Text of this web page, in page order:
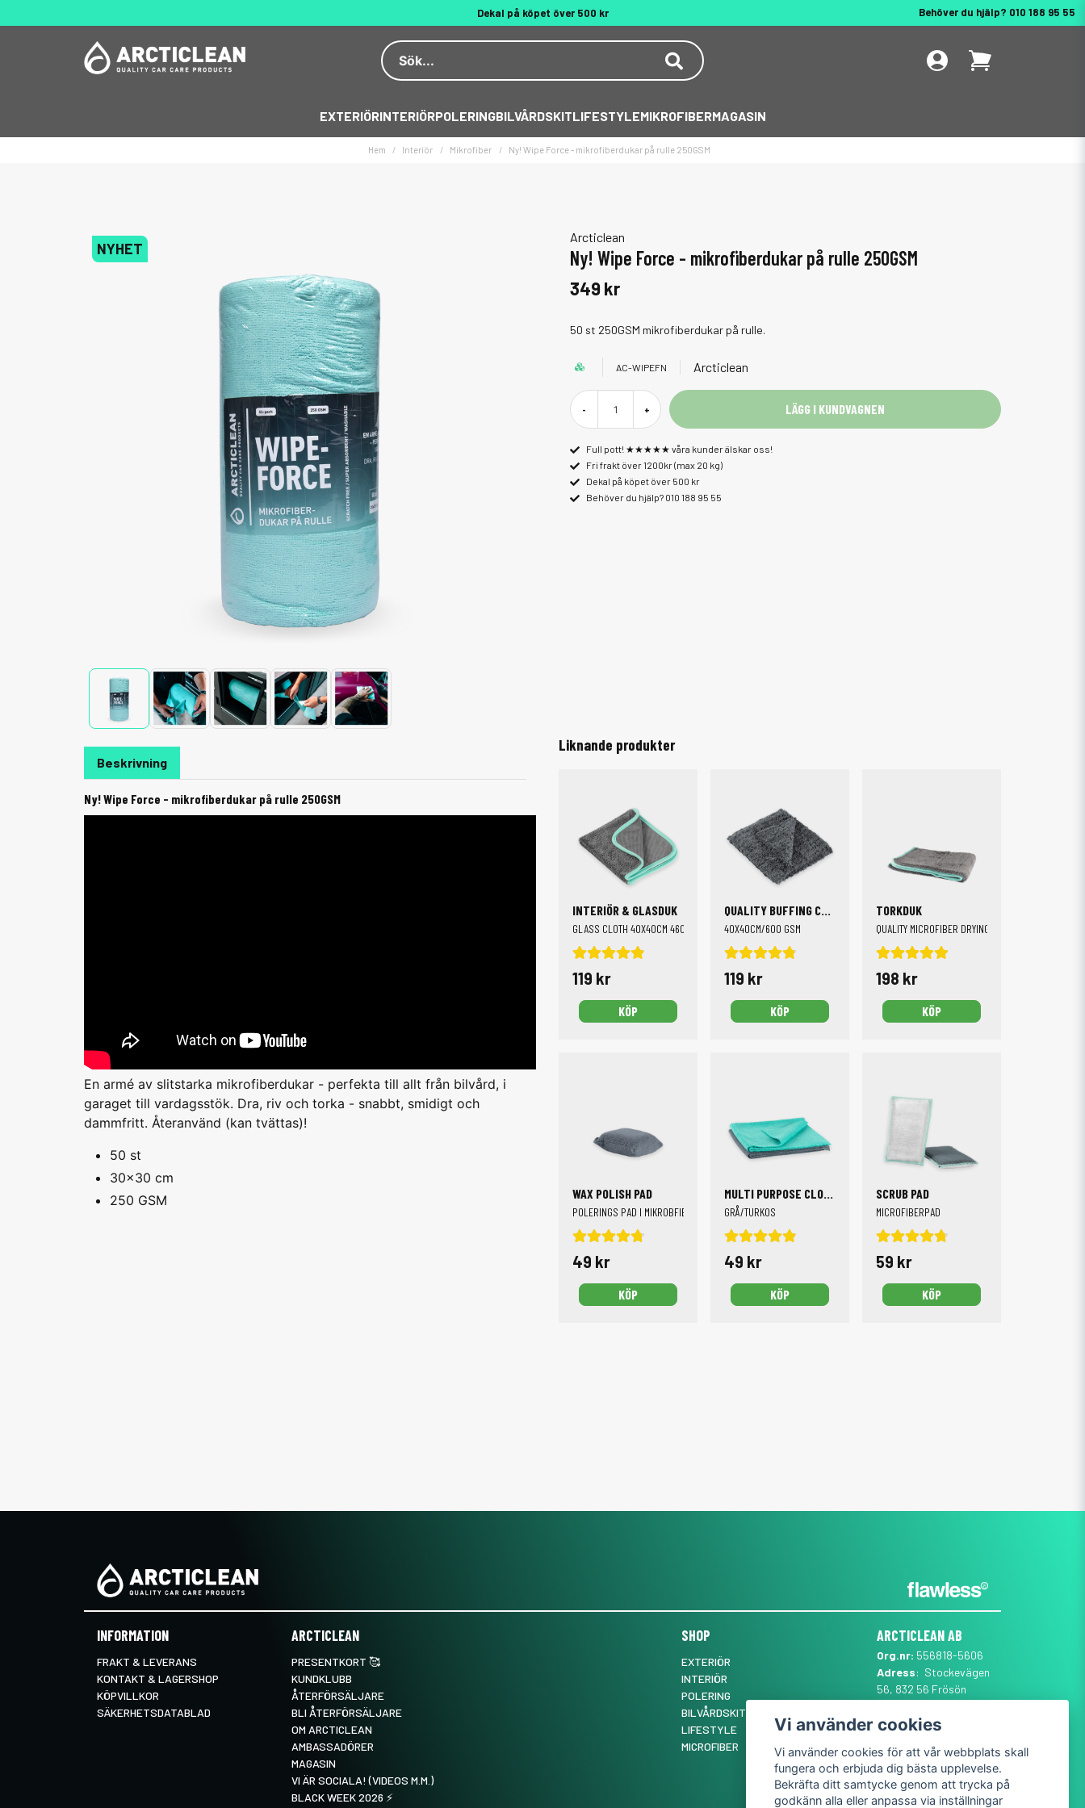
Dekal på köpet över 500 kr
Behöver du hjälp? 010 188 95 55
Behöver du hjälp? 010 188 95 55
EXTERIÖRINTERIÖRPOLERINGBILVÅRDSKITLIFESTYLEMIKROFIBERMAGASIN
Hem Interiör Mikrofiber Ny! Wipe Force - mikrofiberdukar på rulle 250GSM
NYHET
Arcticlean
Ny! Wipe Force - mikrofiberdukar på rulle 250GSM
349 kr
50 st 250GSM mikrofiberdukar på rulle.
AC-WIPEFN Arcticlean
- + LÄGG I KUNDVAGNEN
Full pott! ★★★★★ våra kunder älskar oss!
Fri frakt över 1200kr (max 20 kg)
Dekal på köpet över 500 kr
Behöver du hjälp? 010 188 95 55
Beskrivning
Ny! Wipe Force - mikrofiberdukar på rulle 250GSM
En armé av slitstarka mikrofiberdukar - perfekta till allt från bilvård, i
garaget till vardagsstök. Dra, riv och torka - snabbt, smidigt och
dammfritt. Återanvänd (kan tvättas)!
50 st
30x30 cm
250 GSM
Liknande produkter
INTERIÖR & GLASDUK
GLASS CLOTH 40X40CM 460GSM
119 kr
KÖP
QUALITY BUFFING CLOTH
40X40CM/600 GSM
119 kr
KÖP
TORKDUK
QUALITY MICROFIBER DRYING TOWEL 74X90CM/530
198 kr
KÖP
WAX POLISH PAD
POLERINGS PAD I MIKROBFIBER
49 kr
KÖP
MULTI PURPOSE CLOTH, 35X40CM
GRÅ/TURKOS
49 kr
KÖP
SCRUB PAD
MICROFIBERPAD
59 kr
KÖP
INFORMATION
FRAKT & LEVERANS
KONTAKT & LAGERSHOP
KÖPVILLKOR
SÄKERHETSDATABLAD
ARCTICLEAN
PRESENTKORT 🥰
KUNDKLUBB
ÅTERFÖRSÄLJARE
BLI ÅTERFÖRSÄLJARE
OM ARCTICLEAN
AMBASSADÖRER
MAGASIN
VI ÄR SOCIALA! (VIDEOS M.M.)
BLACK WEEK 2026 ⚡️
SHOP
EXTERIÖR
INTERIÖR
POLERING
BILVÅRDSKIT ✨
LIFESTYLE
MICROFIBER
ARCTICLEAN AB
Org.nr: 556818-5606
Adress: Stockevägen
56, 832 56 Frösön
Telefon:0101889555
Vi använder cookies
Vi använder cookies för att vår webbplats skall
fungera och erbjuda dig bästa upplevelse.
Bekräfta ditt samtycke genom att trycka på
godkänn alla eller anpassa via inställningar